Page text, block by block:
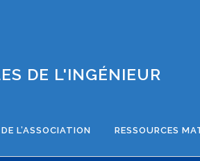
DE L'INGÉNIEUR
L’ASSOCIATION RESSOURCES